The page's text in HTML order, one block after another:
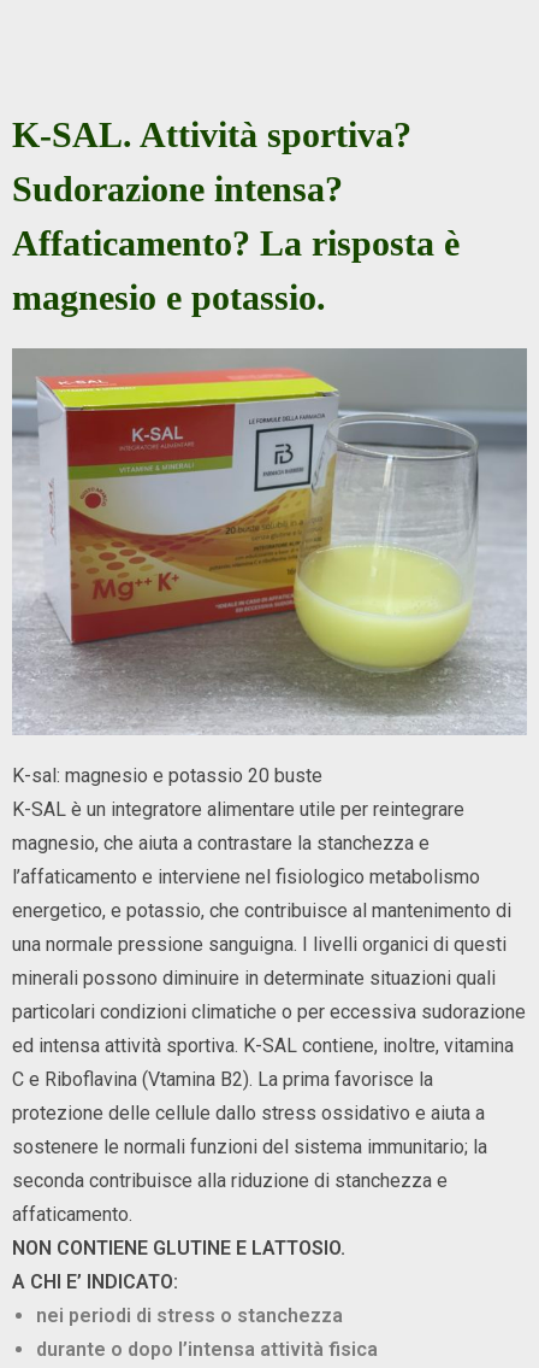
K-SAL. Attività sportiva?
Sudorazione intensa?
Affaticamento? La risposta è
magnesio e potassio.
K-sal: magnesio e potassio 20 buste
K-SAL è un integratore alimentare utile per reintegrare
magnesio, che aiuta a contrastare la stanchezza e
l’affaticamento e interviene nel fisiologico metabolismo
energetico, e potassio, che contribuisce al mantenimento di
una normale pressione sanguigna. I livelli organici di questi
minerali possono diminuire in determinate situazioni quali
particolari condizioni climatiche o per eccessiva sudorazione
ed intensa attività sportiva. K-SAL contiene, inoltre, vitamina
C e Riboflavina (Vtamina B2). La prima favorisce la
protezione delle cellule dallo stress ossidativo e aiuta a
sostenere le normali funzioni del sistema immunitario; la
seconda contribuisce alla riduzione di stanchezza e
affaticamento.
NON CONTIENE GLUTINE E LATTOSIO.
A CHI E’ INDICATO:
nei periodi di stress o stanchezza
durante o dopo l’intensa attività fisica